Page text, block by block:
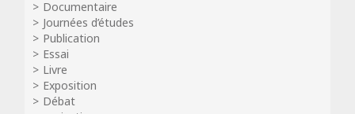
Documentaire
Journées d’études
Publication
Essai
Livre
Exposition
Débat